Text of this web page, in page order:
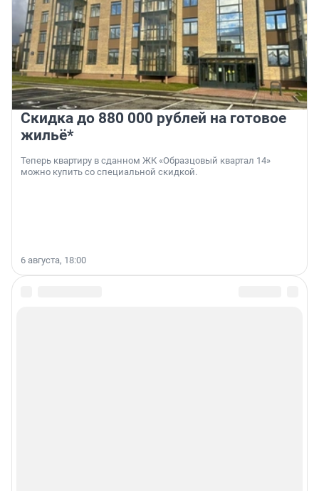
Скидка до 880 000 рублей на готовое
жильё*
Теперь квартиру в сданном ЖК «Образцовый квартал 14»
можно купить со специальной скидкой.
6 августа, 18:00